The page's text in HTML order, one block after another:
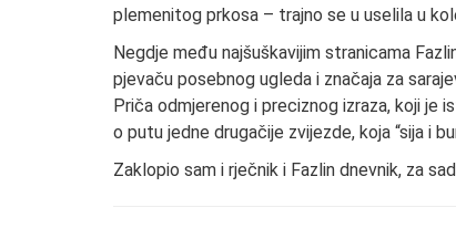
plemenitog prkosa – trajno se u uselila u
Negdje među najšuškavijim stranicama
pjevaču posebnog ugleda i značaja za
Priča odmjerenog i preciznog izraza, koji je
o putu jedne drugačije zvijezde, koja “sija i
Zaklopio sam i rječnik i Fazlin dnevnik, za